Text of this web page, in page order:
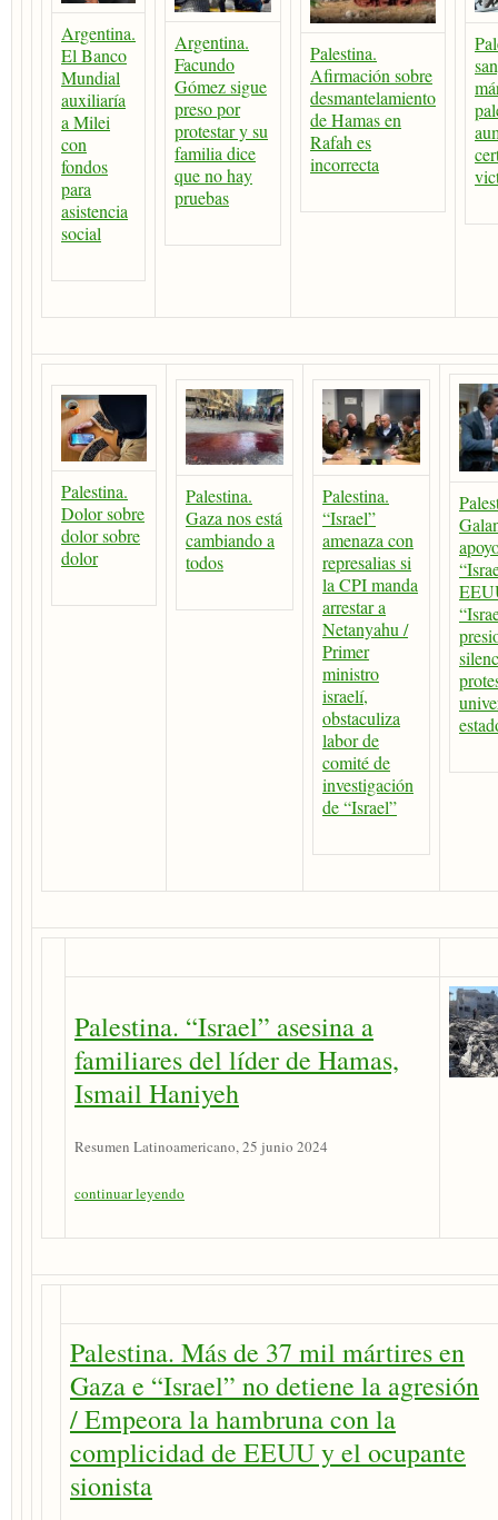
Argentina.
El Banco
Mundial
auxiliaría
a Milei
con
fondos
para
asistencia
social
Argentina.
Facundo
Gómez sigue
preso por
protestar y su
familia dice
que no hay
pruebas
Palestina.
Afirmación sobre
desmantelamiento
de Hamas en
Rafah es
incorrecta
Palestina.
Dolor sobre
dolor sobre
dolor
Palestina.
Gaza nos está
cambiando a
todos
Palestina.
“Israel”
amenaza con
represalias si
la CPI manda
arrestar a
Netanyahu /
Primer
ministro
israelí,
obstaculiza
labor de
comité de
investigación
de “Israel”
Palestina. “Israel” asesina a
familiares del líder de Hamas,
Ismail Haniyeh
Resumen Latinoamericano, 25 junio 2024
continuar leyendo
Palestina. Más de 37 mil mártires en
Gaza e “Israel” no detiene la agresión
/ Empeora la hambruna con la
complicidad de EEUU y el ocupante
sionista